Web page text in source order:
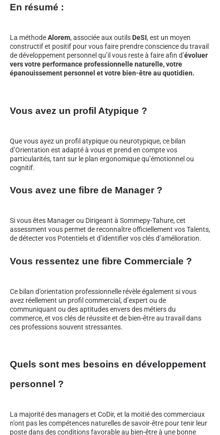
En résumé :
La méthodeAlorem, associée aux outils DeSI, est un moyen
constructif et positif pour vous faire prendre conscience du travail
de développement personnel qu’il vous reste à faire afin d’évoluer
vers votre performance professionnelle naturelle, votre
épanouissement personnel et votre bien-être au quotidien.
Vous avez un profil Atypique ?
Que vous ayez un profil atypique ou neurotypique, ce bilan
d’Orientation est adapté à vous et prend en compte vos
particularités, tant sur le plan ergonomique qu’émotionnel ou
cognitif.
Vous avez une fibre de Manager ?
Si vous êtes Manager ou Dirigeant à Sommepy-Tahure, cet
assessment vous permet de reconnaître officiellement vos Talents,
de détecter vos Potentiels et d’identifier vos clés d’amélioration.
Vous ressentez une fibre Commerciale ?
Ce bilan d’orientation professionnelle révèle également si vous
avez réellement un profil commercial, d’expert ou de
communiquant ou des aptitudes envers des métiers du
commerce, et vos clés de réussite et de bien-être au travail dans
ces professions souvent stressantes.
Quels sont mes besoins en développement
personnel ?
La majorité des managers et CoDir, et la moitié des commerciaux
n’ont pas les compétences naturelles de savoir-être pour tenir leur
poste dans des conditions favorable au bien-être à une bonne